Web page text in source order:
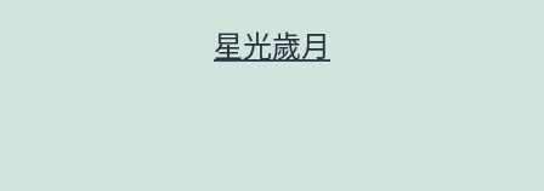
星光歲月